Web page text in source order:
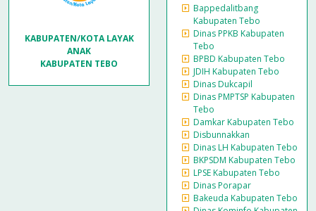
KABUPATEN/KOTA LAYAK
ANAK
KABUPATEN TEBO
Bappedalitbang
Kabupaten Tebo
Dinas PPKB Kabupaten
Tebo
BPBD Kabupaten Tebo
JDIH Kabupaten Tebo
Dinas Dukcapil
Dinas PMPTSP Kabupaten
Tebo
Damkar Kabupaten Tebo
Disbunnakkan
Dinas LH Kabupaten Tebo
BKPSDM Kabupaten Tebo
LPSE Kabupaten Tebo
Dinas Porapar
Bakeuda Kabupaten Tebo